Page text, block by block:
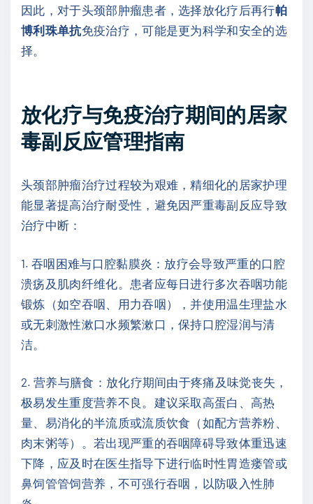
因此，对于头颈部肿瘤患者，选择放化疗后再行帕
博利珠单抗免疫治疗，可能是更为科学和安全的选
择。
放化疗与免疫治疗期间的居家
毒副反应管理指南
头颈部肿瘤治疗过程较为艰难，精细化的居家护理
能显著提高治疗耐受性，避免因严重毒副反应导致
治疗中断：
1. 吞咽困难与口腔黏膜炎：放疗会导致严重的口腔
溃疡及肌肉纤维化。患者应每日进行多次吞咽功能
锻炼（如空吞咽、用力吞咽），并使用温生理盐水
或无刺激性漱口水频繁漱口，保持口腔湿润与清
洁。
2. 营养与膳食：放化疗期间由于疼痛及味觉丧失，
极易发生重度营养不良。建议采取高蛋白、高热
量、易消化的半流质或流质饮食（如配方营养粉、
肉末粥等）。若出现严重的吞咽障碍导致体重迅速
下降，应及时在医生指导下进行临时性胃造瘘管或
鼻饲管管饲营养，不可强行吞咽，以防吸入性肺